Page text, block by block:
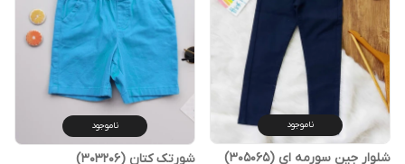
ناموجود
شلوار جین‌ سورمه ای (305065)
ناموجود
شورتک کتان (303206)